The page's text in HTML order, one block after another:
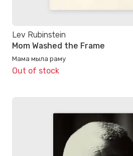
Lev Rubinstein
Mom Washed the Frame
Мама мыла раму
Out of stock